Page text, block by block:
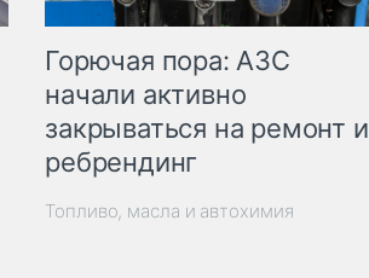
Горючая пора: АЗС
начали активно
закрываться на ремонт и
ребрендинг
Топливо, масла и автохимия